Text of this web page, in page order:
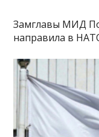
Замглавы МИД
направила в